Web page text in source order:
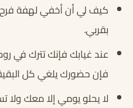
كيف لي أن أخفي لهفة
بقربي.
عند غيابك فإنك تترك في
فإن حضورك يلغي كل
لا يحلو يومي إلا معك ولا